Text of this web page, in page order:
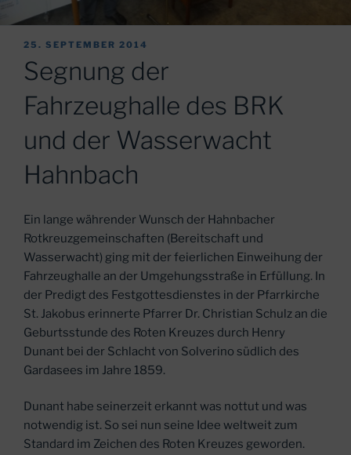
VERÖFFENTLICHT
25. SEPTEMBER 2014
Segnung der
Fahrzeughalle des BRK
und der Wasserwacht
Hahnbach
Ein lange währender Wunsch der Hahnbacher
Rotkreuzgemeinschaften (Bereitschaft und
Wasserwacht) ging mit der feierlichen Einweihung der
Fahrzeughalle an der Umgehungsstraße in Erfüllung. In
der Predigt des Festgottesdienstes in der Pfarrkirche
St. Jakobus erinnerte Pfarrer Dr. Christian Schulz an die
Geburtsstunde des Roten Kreuzes durch Henry
Dunant bei der Schlacht von Solverino südlich des
Gardasees im Jahre 1859.
Dunant habe seinerzeit erkannt was nottut und was
notwendig ist. So sei nun seine Idee weltweit zum
Standard im Zeichen des Roten Kreuzes geworden.